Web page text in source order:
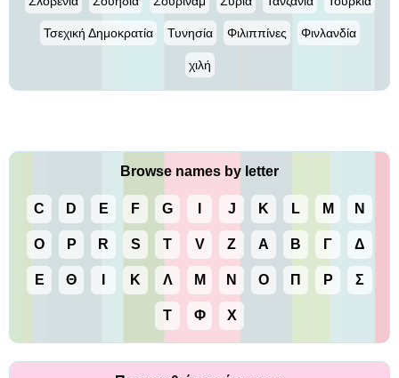
Τσεχική Δημοκρατία Τυνησία Φιλιππίνες Φινλανδία
χιλή
Browse names by letter
C D E F G J K L M N
O P R S T V Z Α Β Γ Δ
Ε Θ Κ Λ Μ Ν Ο Π Ρ Σ
Τ Φ Χ